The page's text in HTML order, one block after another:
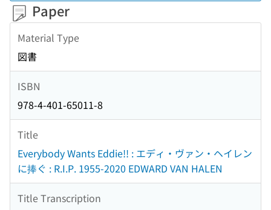
Paper
Material Type
図書
ISBN
978-4-401-65011-8
Title
Everybody Wants Eddie!! : エディ・ヴァン・ヘイレン
に捧ぐ : R.I.P. 1955-2020 EDWARD VAN HALEN
Title Transcription